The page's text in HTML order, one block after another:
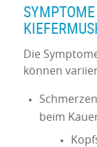
Die
können
beim